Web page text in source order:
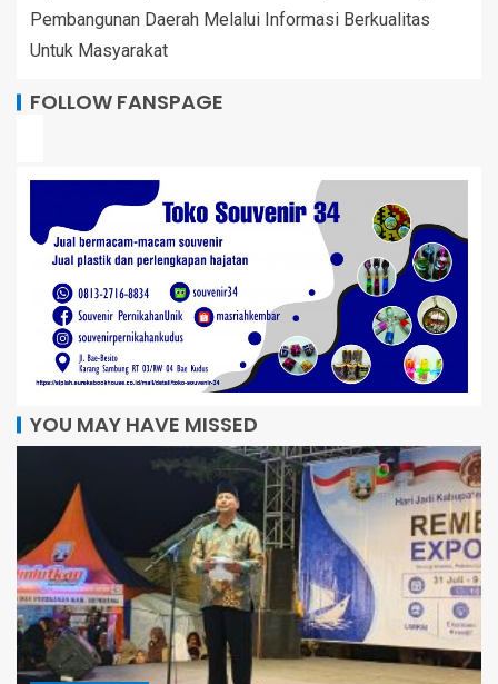
Pembangunan Daerah Melalui Informasi Berkualitas
Untuk Masyarakat
FOLLOW FANSPAGE
YOU MAY HAVE MISSED